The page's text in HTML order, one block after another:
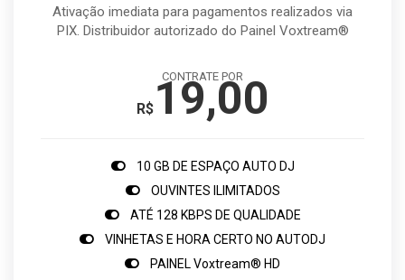
Ativação imediata para pagamentos realizados via
PIX. Distribuidor autorizado do Painel Voxtream®
CONTRATE POR
R$19,00
10 GB DE ESPAÇO AUTO DJ
OUVINTES ILIMITADOS
ATÉ 128 KBPS DE QUALIDADE
VINHETAS E HORA CERTO NO AUTODJ
PAINEL Voxtream® HD